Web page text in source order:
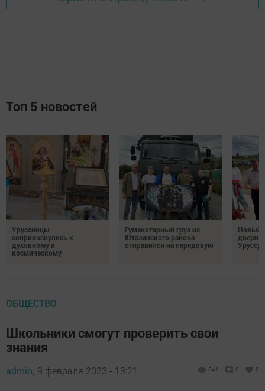
Топ 5 новостей
Уруссинцы
соприкоснулись к
духовному и
космическому
Гуманитарный груз из
Ютазинского района
отправился на передовую
Новый
двери
Уруссу
ОБЩЕСТВО
Школьники смогут проверить свои
знания
admin, 9 февраля 2023 - 13:21 641 0 0